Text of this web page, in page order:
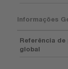
Informações
Referência de
global